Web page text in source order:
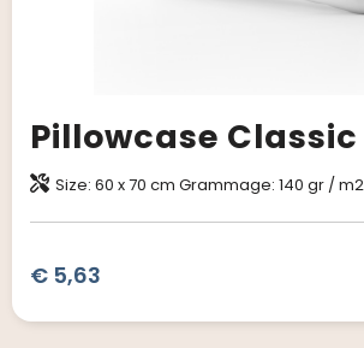
Pillowcase Classic
Size: 60 x 70 cm Grammage: 140 gr / m2 Wires: 235 Available in 9 colors 100% combed cotton satin No
€ 5,63